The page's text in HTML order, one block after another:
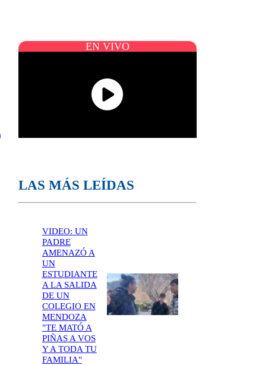
EN VIVO
LAS MÁS LEÍDAS
VIDEO: UN
PADRE
AMENAZÓ A
UN
ESTUDIANTE
A LA SALIDA
DE UN
COLEGIO EN
MENDOZA
"TE MATÓ A
PIÑAS A VOS
Y A TODA TU
FAMILIA"